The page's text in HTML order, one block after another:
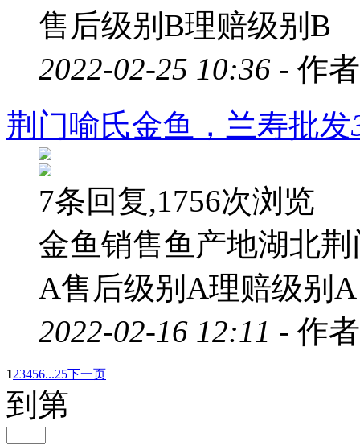
售后级别B理赔级别B
2022-02-25 10:36 - 作
荆门喻氏金鱼，兰寿批发
7条回复,1756次浏览
金鱼销售鱼产地湖北
A售后级别A理赔级别A
2022-02-16 12:11 - 作
123456...25下一页
到第